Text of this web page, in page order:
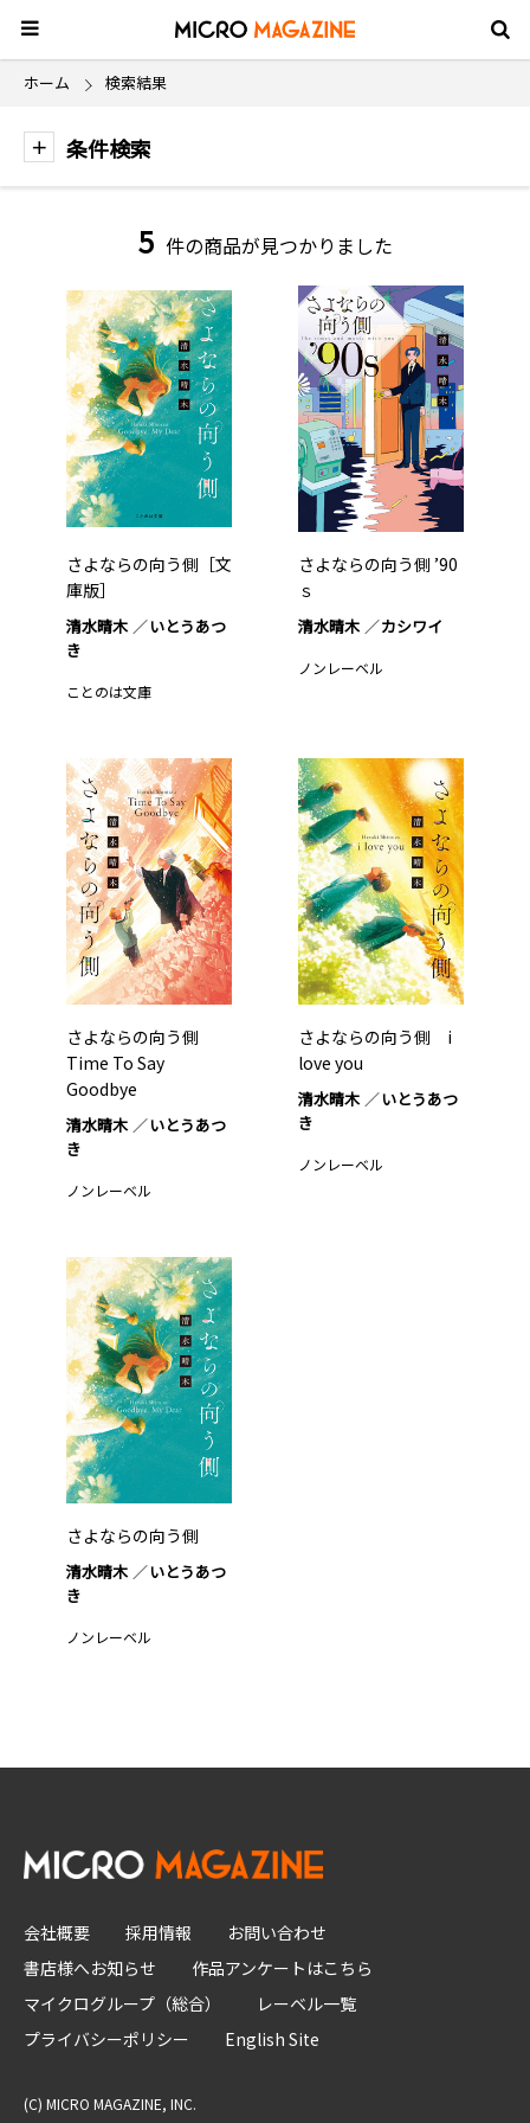
ホーム 検索結果
条件検索
5 件の商品が見つかりました
さよならの向う側［文
庫版］
清水晴木
いとうあつ
き
ことのは文庫
さよならの向う側 ’90
ｓ
清水晴木 カシワイ
ノンレーベル
さよならの向う側
Time To Say
Goodbye
清水晴木
いとうあつ
き
ノンレーベル
さよならの向う側 i
love you
清水晴木
いとうあつ
き
ノンレーベル
さよならの向う側
清水晴木
いとうあつ
き
ノンレーベル
会社概要 採用情報
お問い合わせ
書店様へお知らせ
作品アンケートはこちら
マイクログループ（総合）
レーベル一覧
プライバシーポリシー
English Site
(C) MICRO MAGAZINE, INC.